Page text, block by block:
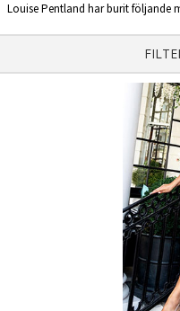
Louise Pentland har burit följande